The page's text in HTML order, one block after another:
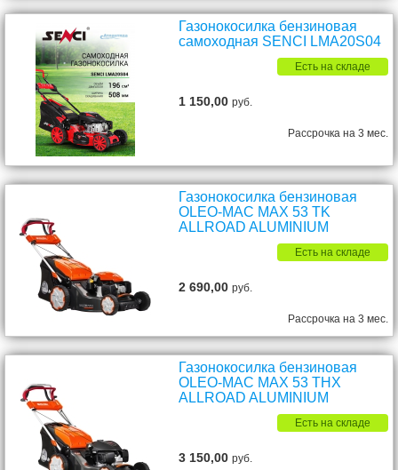
Газонокосилка бензиновая
самоходная SENCI LMA20S04
Есть на складе
1 150,00руб.
Рассрочка на 3 мес.
Газонокосилка бензиновая
OLEO-MAC MAX 53 TK
ALLROAD ALUMINIUM
Есть на складе
2 690,00руб.
Рассрочка на 3 мес.
Газонокосилка бензиновая
OLEO-MAC MAX 53 THX
ALLROAD ALUMINIUM
Есть на складе
3 150,00руб.